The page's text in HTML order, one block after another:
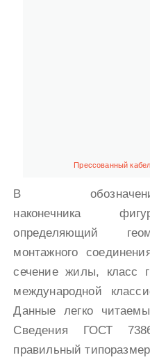
Прессованный
В
наконечника
определяющий
монтажного
сечение жилы, класс
международной
Данные легко
Сведения ГОСТ
правильный